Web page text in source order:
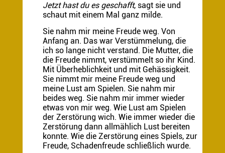
Jetzt hast du es geschafft, sagt sie und
schaut mit einem Mal ganz milde.
Sie nahm mir meine Freude weg. Von
Anfang an. Das war Verstümmelung, die
ich so lange nicht verstand. Die Mutter, die
die Freude nimmt, verstümmelt so ihr Kind.
Mit Überheblichkeit und mit Gehässigkeit.
Sie nimmt mir meine Freude weg und
meine Lust am Spielen. Sie nahm mir
beides weg. Sie nahm mir immer wieder
etwas von mir weg. Wie Lust am Spielen
der Zerstörung wich. Wie immer wieder die
Zerstörung dann allmählich Lust bereiten
konnte. Wie die Zerstörung eines Spiels, zur
Freude, Schadenfreude schließlich wurde.